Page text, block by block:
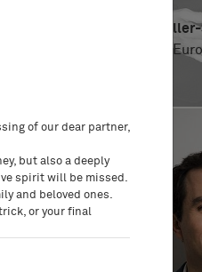
Dr. Maria
German and
of our dear partner,
but also a deeply
spirit will be missed.
and beloved ones.
or your final